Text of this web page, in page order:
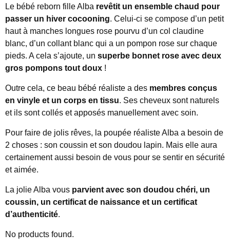
Le bébé reborn fille Alba revêtit un ensemble chaud pour
passer un hiver cocooning. Celui-ci se compose d’un petit
haut à manches longues rose pourvu d’un col claudine
blanc, d’un collant blanc qui a un pompon rose sur chaque
pieds. A cela s’ajoute, un superbe bonnet rose avec deux
gros pompons tout doux !
Outre cela, ce beau bébé réaliste a des membres conçus
en vinyle et un corps en tissu. Ses cheveux sont naturels
et ils sont collés et apposés manuellement avec soin.
Pour faire de jolis rêves, la poupée réaliste Alba a besoin de
2 choses : son coussin et son doudou lapin. Mais elle aura
certainement aussi besoin de vous pour se sentir en sécurité
et aimée.
La jolie Alba vous parvient avec son doudou chéri, un
coussin, un certificat de naissance et un certificat
d’authenticité.
No products found.